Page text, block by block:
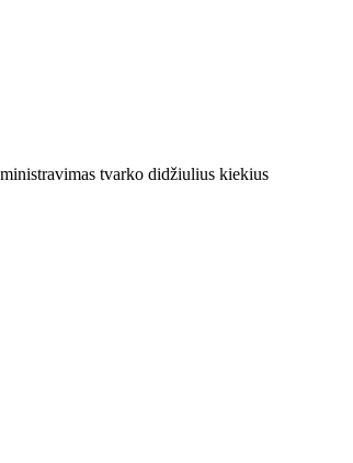
tvarko didžiulius kiekius